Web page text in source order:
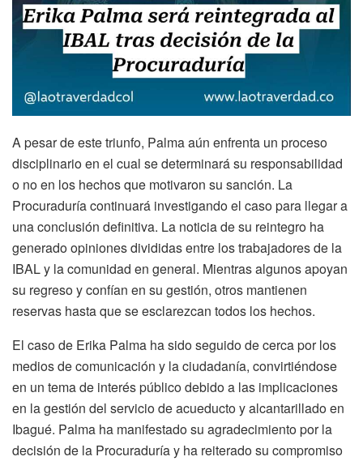
A pesar de este triunfo, Palma aún enfrenta un proceso
disciplinario en el cual se determinará su responsabilidad
o no en los hechos que motivaron su sanción. La
Procuraduría continuará investigando el caso para llegar a
una conclusión definitiva. La noticia de su reintegro ha
generado opiniones divididas entre los trabajadores de la
IBAL y la comunidad en general. Mientras algunos apoyan
su regreso y confían en su gestión, otros mantienen
reservas hasta que se esclarezcan todos los hechos.
El caso de Erika Palma ha sido seguido de cerca por los
medios de comunicación y la ciudadanía, convirtiéndose
en un tema de interés público debido a las implicaciones
en la gestión del servicio de acueducto y alcantarillado en
Ibagué. Palma ha manifestado su agradecimiento por la
decisión de la Procuraduría y ha reiterado su compromiso